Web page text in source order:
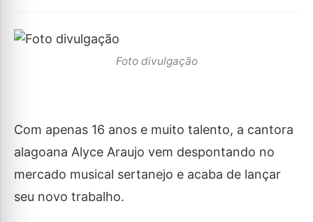
Foto divulgação
Com apenas 16 anos e muito talento, a cantora
alagoana Alyce Araujo vem despontando no
mercado musical sertanejo e acaba de lançar
seu novo trabalho.